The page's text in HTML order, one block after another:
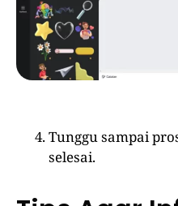
Tunggu sampai
selesai.